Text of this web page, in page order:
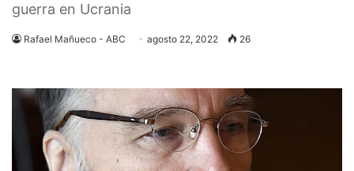
guerra en Ucrania
Rafael Mañueco - ABC agosto 22, 2022 26